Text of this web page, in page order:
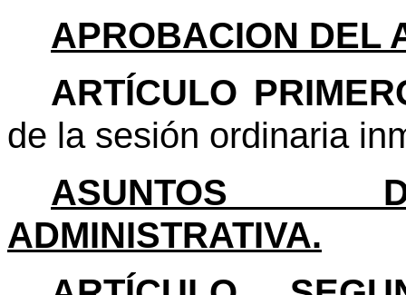
APROBACION DEL
ARTÍCULO
de la sesión ordinaria
ASUNTOS
ADMINISTRATIVA.